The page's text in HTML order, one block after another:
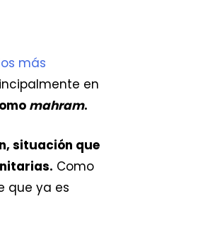
más
en
mahram.
situación que
Como
que ya es